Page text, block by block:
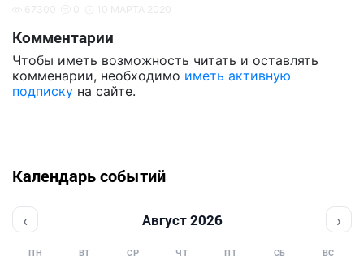
Комментарии
Чтобы иметь возможность читать и оставлять
комменарии, необходимо иметь активную
подписку на сайте.
Календарь событий
‹ Август 2026 ›
ПН ВТ СР ЧТ ПТ СБ ВС